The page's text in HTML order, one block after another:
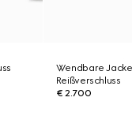
Wendbare
Reißverschluss
€ 2.700